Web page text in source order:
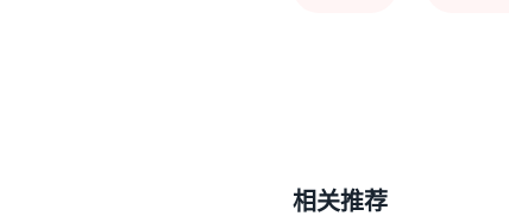
相关推荐